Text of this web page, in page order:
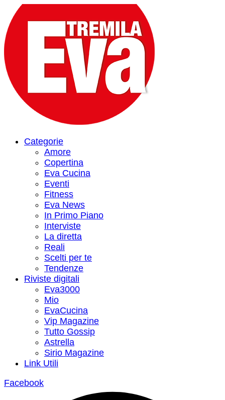
Categorie
Amore
Copertina
Eva Cucina
Eventi
Fitness
Eva News
In Primo Piano
Interviste
La diretta
Reali
Scelti per te
Tendenze
Riviste digitali
Eva3000
Mio
EvaCucina
Vip Magazine
Tutto Gossip
Astrella
Sirio Magazine
Link Utili
Facebook